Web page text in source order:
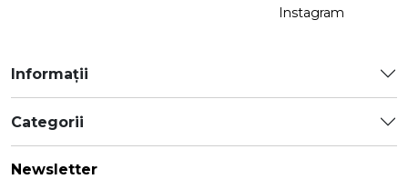
Instagram
Informații
Categorii
Newsletter